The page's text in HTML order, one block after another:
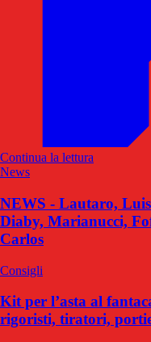
Continua la lettura
News
NEWS - Lautaro,
Diaby, Marianucci,
Carlos
Consigli
Kit per l’asta al
rigoristi, tiratori,